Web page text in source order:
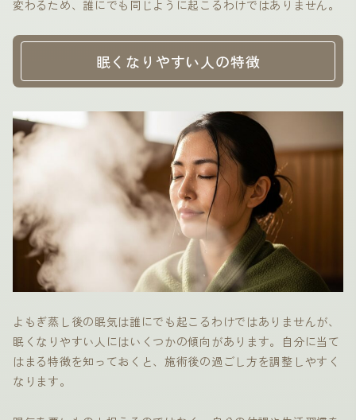
変わるため、誰にでも同じように起こるわけではありません。
眠くなりやすい人の特徴
よもぎ蒸し後の眠気は誰にでも起こるわけではありませんが、
眠くなりやすい人にはいくつかの傾向があります。自分に当て
はまる特徴を知っておくと、施術後の過ごし方を調整しやすく
なります。